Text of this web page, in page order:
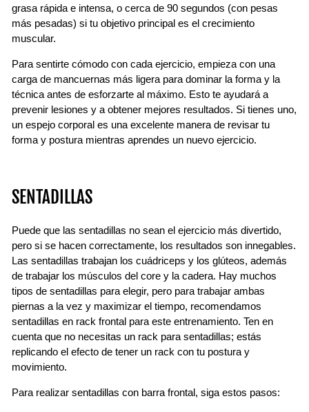
grasa rápida e intensa, o cerca de 90 segundos (con pesas
más pesadas) si tu objetivo principal es el crecimiento
muscular.
Para sentirte cómodo con cada ejercicio, empieza con una
carga de mancuernas más ligera para dominar la forma y la
técnica antes de esforzarte al máximo. Esto te ayudará a
prevenir lesiones y a obtener mejores resultados. Si tienes uno,
un espejo corporal es una excelente manera de revisar tu
forma y postura mientras aprendes un nuevo ejercicio.
SENTADILLAS
Puede que las sentadillas no sean el ejercicio más divertido,
pero si se hacen correctamente, los resultados son innegables.
Las sentadillas trabajan los cuádriceps y los glúteos, además
de trabajar los músculos del core y la cadera. Hay muchos
tipos de sentadillas para elegir, pero para trabajar ambas
piernas a la vez y maximizar el tiempo, recomendamos
sentadillas en rack frontal para este entrenamiento. Ten en
cuenta que no necesitas un rack para sentadillas; estás
replicando el efecto de tener un rack con tu postura y
movimiento.
Para realizar sentadillas con barra frontal, siga estos pasos: